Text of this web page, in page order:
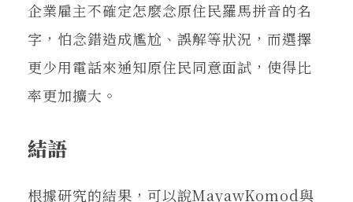
企業雇主不確定怎麼念原住民羅馬拼音的名
字，怕念錯造成尷尬、誤解等狀況，而選擇
更少用電話來通知原住民同意面試，使得比
率更加擴大。
結語
根據研究的結果，可以說MayawKomod與